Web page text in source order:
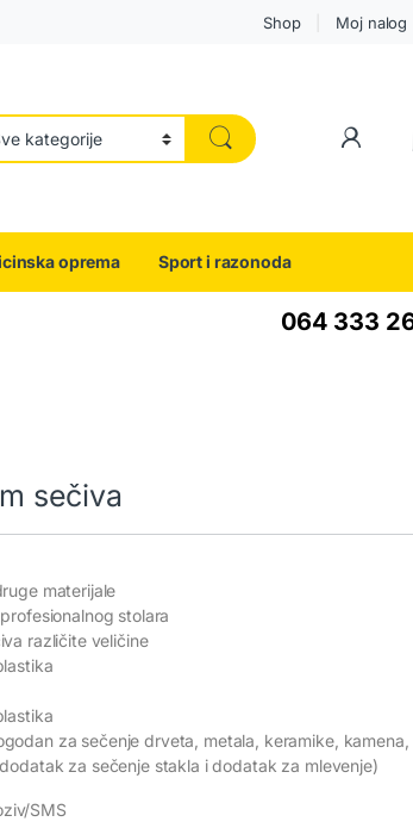
Shop Moj nalog
oprema Sport i razonoda
064 333
sečiva
materijale
stolara
različite veličine
za sečenje drveta, metala, keramike, kamena,
za sečenje stakla i dodatak za mlevenje)
SMS